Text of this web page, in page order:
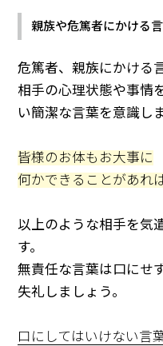
親族や危篤者にかける
危篤者、親族にかける
相手の心理状態や事情
い簡潔な言葉を意識し
皆様のお体もお大事に
何かできることがあれ
以上のような相手を気
す。
無責任な言葉は口にせ
失礼しましょう。
口にしてはいけない言